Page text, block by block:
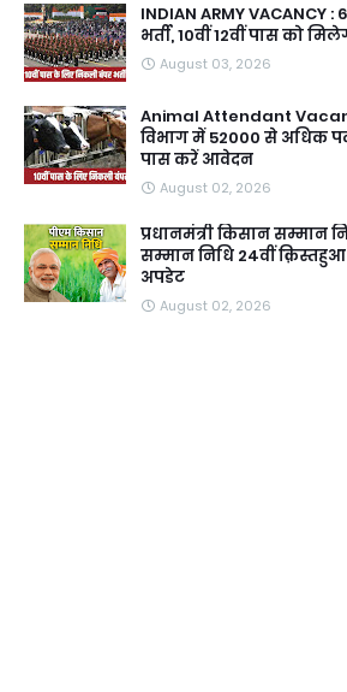
INDIAN ARMY VACANCY
भर्ती, 10वीं 12वीं पास को
August 03, 2026
Animal Attendant
विभाग में 52000 से अधिक पदों
पास करें आवेदन
August 02, 2026
प्रधानमंत्री किसान सम्मान
सम्मान निधि 24वीं क़िस्तहुआ
अपडेट
August 02, 2026